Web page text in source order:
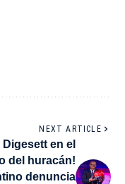
NEXT ARTICLE
Digesett en el
del huracán!
denuncia